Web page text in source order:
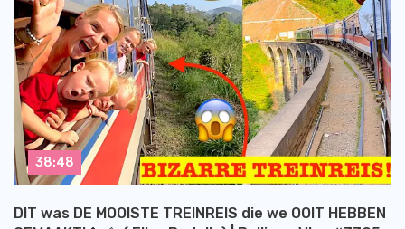
DIT was DE MOOISTE TREINREIS die we OOIT HEBBEN
38:48